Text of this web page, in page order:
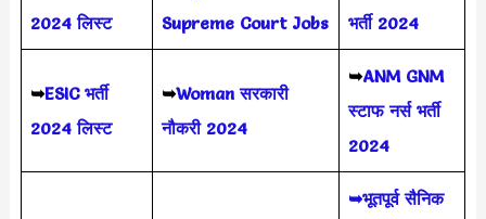
2024 लिस्ट
Supreme Court Jobs
भर्ती 2024
➥ESIC भर्ती
2024 लिस्ट
➥Woman सरकारी
नौकरी 2024
➥ANM GNM
स्टाफ नर्स भर्ती
2024
➥भूतपूर्व सैनिक